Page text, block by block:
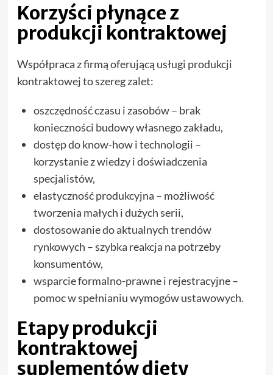
Korzyści płynące z
produkcji kontraktowej
Współpraca z firmą oferującą usługi produkcji
kontraktowej to szereg zalet:
oszczędność czasu i zasobów – brak
konieczności budowy własnego zakładu,
dostęp do know-how i technologii –
korzystanie z wiedzy i doświadczenia
specjalistów,
elastyczność produkcyjna – możliwość
tworzenia małych i dużych serii,
dostosowanie do aktualnych trendów
rynkowych – szybka reakcja na potrzeby
konsumentów,
wsparcie formalno-prawne i rejestracyjne –
pomoc w spełnianiu wymogów ustawowych.
Etapy produkcji
kontraktowej
suplementów diety